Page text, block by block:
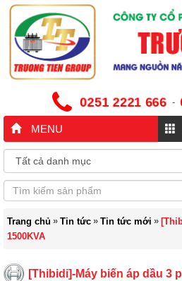
0251 2221 666 -
MENU
Trang chủ » Tin tức » Tin tức mới »
1500KVA
[Thibidi]-Máy biến áp dầu 3